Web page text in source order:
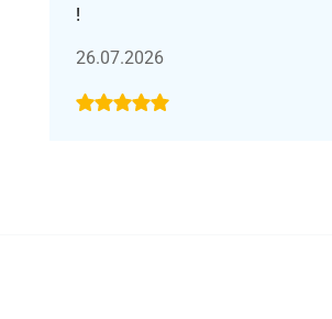
!
26.07.2026